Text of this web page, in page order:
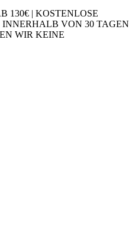
130€ | KOSTENLOSE
VON 30 TAGEN
WIR KEINE